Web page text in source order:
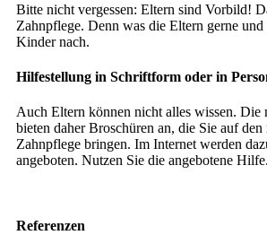
Bitte nicht vergessen: Eltern sind Vorbild!
Zahnpflege. Denn was die Eltern gerne
Kinder nach.
Hilfestellung in Schriftform oder in
Auch Eltern können nicht alles wissen. Die
bieten daher Broschüren an, die Sie auf den
Zahnpflege bringen. Im Internet werden
angeboten. Nutzen Sie die angebotene Hilfe.
Referenzen